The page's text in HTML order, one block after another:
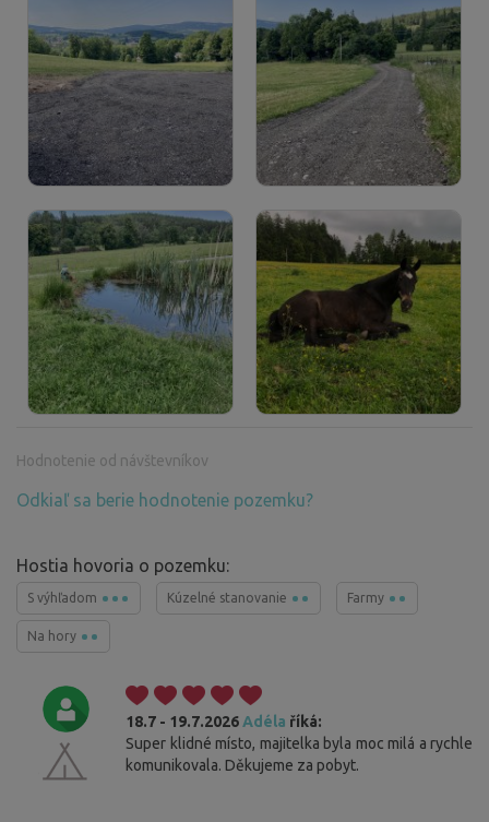
Hodnotenie od návštevníkov
Odkiaľ sa berie hodnotenie pozemku?
Hostia hovoria o pozemku:
S výhľadom Kúzelné stanovanie Farmy
Na hory
18.7 - 19.7.2026 Adéla říká:
Super klidné místo, majitelka byla moc milá a rychle
komunikovala. Děkujeme za pobyt.